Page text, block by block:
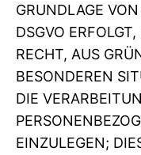
GRUNDLAGE
DSGVO
RECHT, AUS
BESONDEREN
DIE
EINZULEGEN;